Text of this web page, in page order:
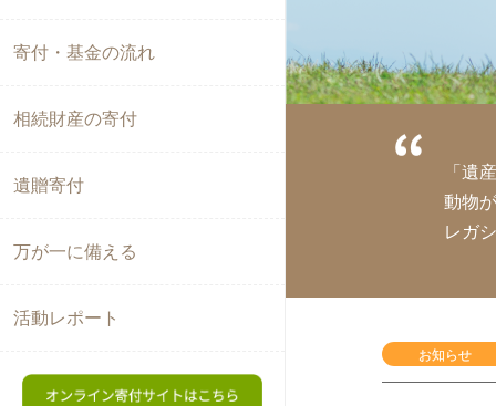
ニドネのレガシーギフトの特徴
門家からのメッセージ
携機関のご紹介
ガシーギフトを活用して目指す世界
寄付・基金の流れ
相続財産の寄付
遺贈寄付
万が一に備える
活動レポート
「遺
動物
レガ
お知らせ